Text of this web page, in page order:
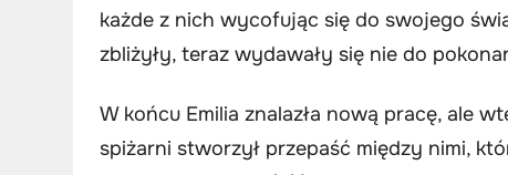
każde z nich wycofując się do swojego
zbliżyły, teraz wydawały się nie do
W końcu Emilia znalazła nową pracę, ale
spiżarni stworzył przepaść między nimi,